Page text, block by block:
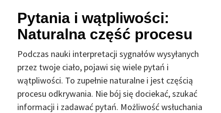
Pytania i wątpliwości:
Naturalna część procesu
Podczas nauki interpretacji sygnałów wysyłanych
przez twoje ciało, pojawi się wiele pytań i
wątpliwości. To zupełnie naturalne i jest częścią
procesu odkrywania. Nie bój się dociekać, szukać
informacji i zadawać pytań. Możliwość wsłuchania